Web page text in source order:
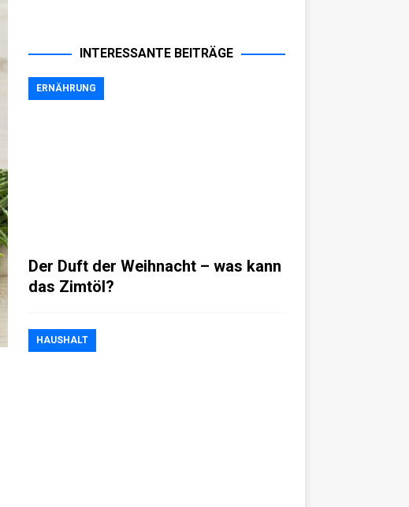
INTERESSANTE BEITRÄGE
ERNÄHRUNG
Der Duft der Weihnacht – was kann
das Zimtöl?
HAUSHALT